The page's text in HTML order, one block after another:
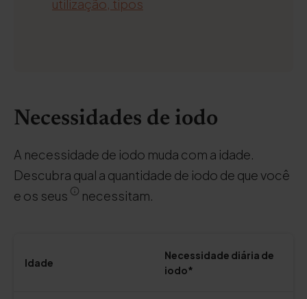
utilização, tipos
Necessidades de iodo
A necessidade de iodo muda com a idade.
Descubra qual a quantidade de iodo de que você
e os seus
necessitam.
Idade
Necessidade diária de
iodo*